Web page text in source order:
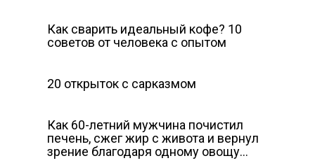
Как сварить идеальный кофе? 10
советов от человека с опытом
20 открыток с сарказмом
Как 60-летний мужчина почистил
печень, сжег жир с живота и вернул
зрение благодаря одному овощу…